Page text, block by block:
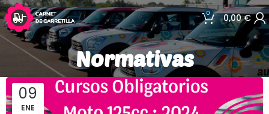
0 0,00€
Normativas
09
ENE